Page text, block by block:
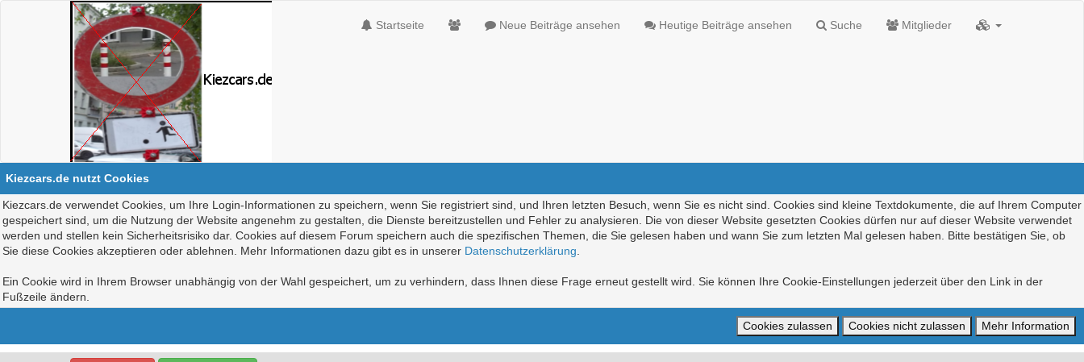
Startseite Neue Beiträge ansehen Heutige Beiträge ansehen Suche Mitglieder
Kiezcars.de nutzt Cookies
Kiezcars.de verwendet Cookies, um Ihre Login-Informationen zu speichern, wenn Sie registriert sind, und Ihren letzten Besuch, wenn Sie es nicht sind. Cookies sind kleine Textdokumente, die auf Ihrem Computer
gespeichert sind, um die Nutzung der Website angenehm zu gestalten, die Dienste bereitzustellen und Fehler zu analysieren. Die von dieser Website gesetzten Cookies dürfen nur auf dieser Website verwendet
werden und stellen kein Sicherheitsrisiko dar. Cookies auf diesem Forum speichern auch die spezifischen Themen, die Sie gelesen haben und wann Sie zum letzten Mal gelesen haben. Bitte bestätigen Sie, ob
Sie diese Cookies akzeptieren oder ablehnen. Mehr Informationen dazu gibt es in unserer Datenschutzerklärung
Ein Cookie wird in Ihrem Browser unabhängig von der Wahl gespeichert, um zu verhindern, dass Ihnen diese Frage erneut gestellt wird. Sie können Ihre Cookie-Einstellungen jederzeit über den Link in der
Fußzeile ändern.